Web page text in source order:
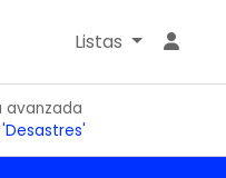
Listas
avanzada